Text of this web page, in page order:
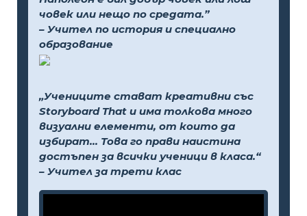
човек или нещо по средата.”
– Учител по история и специално
образование
„Учениците стават креативни със
Storyboard That и има толкова много
визуални елементи, от които да
избират... Това го прави наистина
достъпен за всички ученици в класа.“
– Учител за трети клас